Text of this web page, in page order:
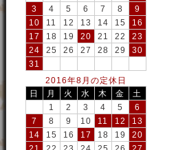
3
4 5 6 7 8
9
10
11 12 13 14 15
16
17
18 19 20 21 22
23
24
25 26 27 28 29
30
31
2016年8月の定休日
日
月 火 水 木 金
土
1
2 3 4 5
6
7
8 9 10 11 12
13
14
15 16 17 18 19
20